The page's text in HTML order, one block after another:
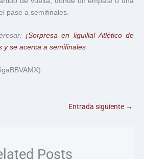
pase a semifinales.
¡Sorpresa en liguilla! Atlético de
y se acerca a semifinales
Entrada siguiente →
Posts